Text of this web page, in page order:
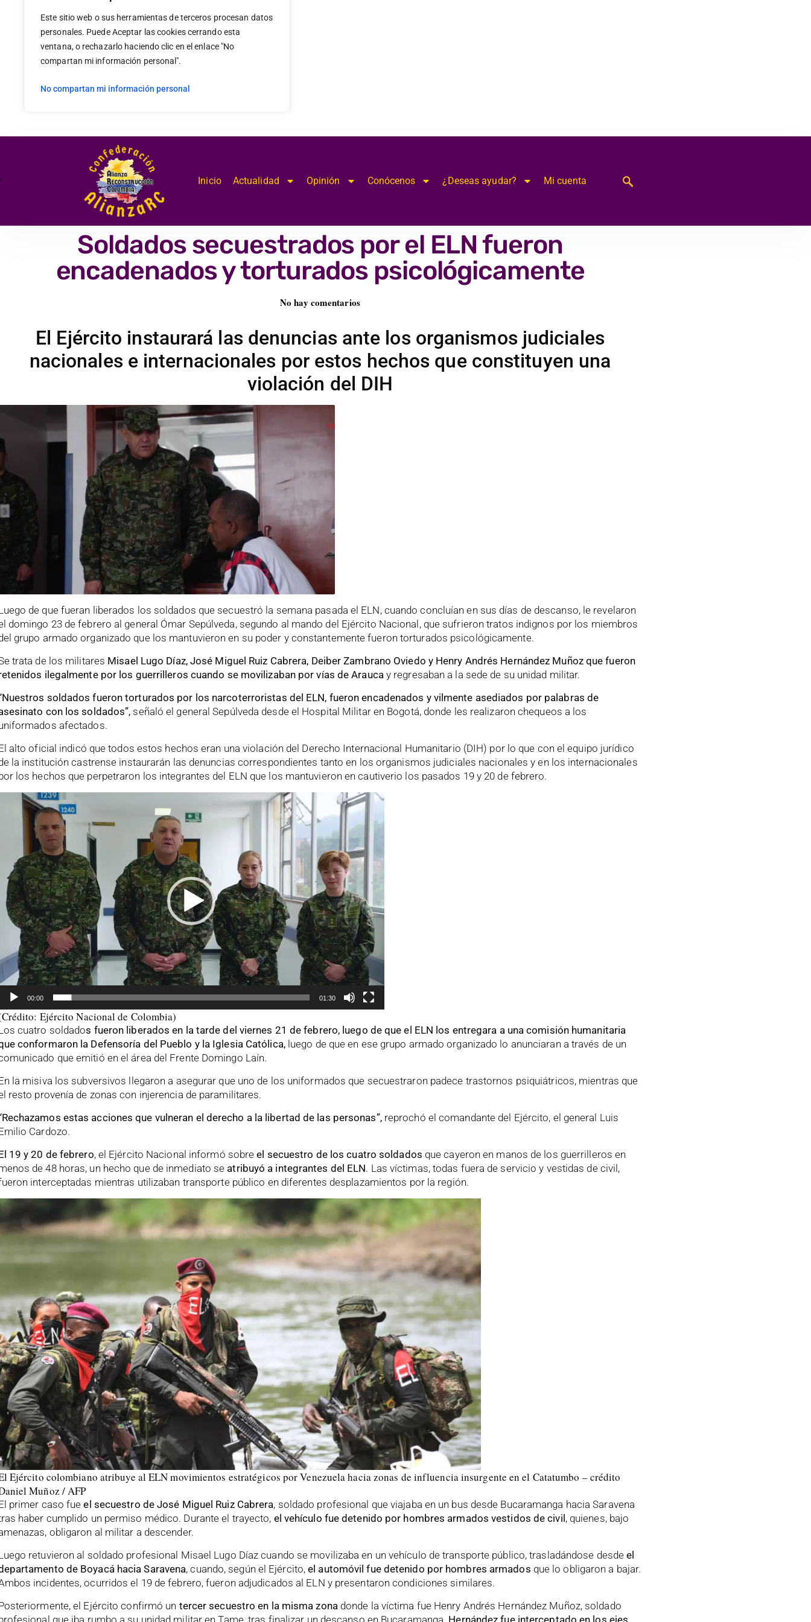
Este sitio web o sus herramientas de terceros procesan datos
personales. Puede Aceptar las cookies cerrando esta
ventana, o rechazarlo haciendo clic en el enlace "No
compartan mi información personal".
No compartan mi información personal
. Inicio Actualidad Opinión Conócenos ¿Deseas ayudar? Mi cuenta
Soldados secuestrados por el ELN fueron
encadenados y torturados psicológicamente
No hay comentarios
El Ejército instaurará las denuncias ante los organismos judiciales
nacionales e internacionales por estos hechos que constituyen una
violación del DIH
de que fueran liberados los soldados que secuestró la semana pasada el ELN, cuando concluían en sus días de descanso, le revelaron
domingo 23 de febrero al general Ómar Sepúlveda, segundo al mando del Ejército Nacional, que sufrieron tratos indignos por los miembros
grupo armado organizado que los mantuvieron en su poder y constantemente fueron torturados psicológicamente.
trata de los militares Misael Lugo Díaz, José Miguel Ruiz Cabrera, Deiber Zambrano Oviedo y Henry Andrés Hernández Muñoz que fueron
ilegalmente por los guerrilleros cuando se movilizaban por vías de Arauca y regresaban a la sede de su unidad militar.
uestros soldados fueron torturados por los narcoterroristas del ELN, fueron encadenados y vilmente asediados por palabras de
con los soldados”, señaló el general Sepúlveda desde el Hospital Militar en Bogotá, donde les realizaron chequeos a los
afectados.
alto oficial indicó que todos estos hechos eran una violación del Derecho Internacional Humanitario (DIH) por lo que con el equipo jurídico
la institución castrense instaurarán las denuncias correspondientes tanto en los organismos judiciales nacionales y en los internacionales
los hechos que perpetraron los integrantes del ELN que los mantuvieron en cautiverio los pasados 19 y 20 de febrero.
00:00 01:30
Ejército Nacional de Colombia)
cuatro soldados fueron liberados en la tarde del viernes 21 de febrero, luego de que el ELN los entregara a una comisión humanitaria
conformaron la Defensoría del Pueblo y la Iglesia Católica, luego de que en ese grupo armado organizado lo anunciaran a través de un
que emitió en el área del Frente Domingo Laín.
la misiva los subversivos llegaron a asegurar que uno de los uniformados que secuestraron padece trastornos psiquiátricos, mientras que
resto provenía de zonas con injerencia de paramilitares.
estas acciones que vulneran el derecho a la libertad de las personas”, reprochó el comandante del Ejército, el general Luis
Cardozo.
19 y 20 de febrero, el Ejército Nacional informó sobreel secuestro de los cuatro soldados que cayeron en manos de los guerrilleros en
de 48 horas, un hecho que de inmediato se atribuyó a integrantes del ELN. Las víctimas, todas fuera de servicio y vestidas de civil,
interceptadas mientras utilizaban transporte público en diferentes desplazamientos por la región.
Ejército colombiano atribuye al ELN movimientos estratégicos por Venezuela hacia zonas de influencia insurgente en el Catatumbo – crédito
Muñoz / AFP
primer caso fueel secuestro de José Miguel Ruiz Cabrera, soldado profesional que viajaba en un bus desde Bucaramanga hacia Saravena
haber cumplido un permiso médico. Durante el trayecto, el vehículo fue detenido por hombres armados vestidos de civil, quienes, bajo
obligaron al militar a descender.
retuvieron al soldado profesional Misael Lugo Díaz cuando se movilizaba en un vehículo de transporte público, trasladándose desdeel
de Boyacá hacia Saravena, cuando, según el Ejército,el automóvil fue detenido por hombres armados que lo obligaron a bajar.
incidentes, ocurridos el 19 de febrero, fueron adjudicados al ELN y presentaron condiciones similares.
el Ejército confirmó un tercer secuestro en la misma zona donde la víctima fue Henry Andrés Hernández Muñoz, soldado
que iba rumbo a su unidad militar en Tame, tras finalizar un descanso en Bucaramanga. Hernández fue interceptado en los ejes